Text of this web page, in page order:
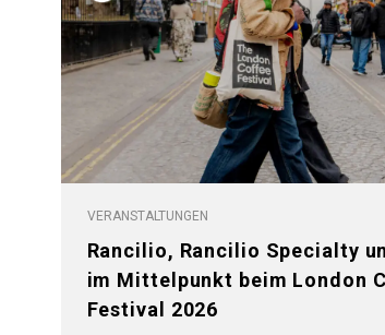
VERANSTALTUNGEN
Rancilio, Rancilio Specialty
im Mittelpunkt beim London
Festival 2026
Follow Us